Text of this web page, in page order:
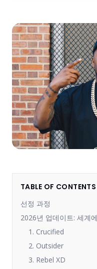
TABLE OF CONTENTS
선정 과정
2026년 업데이트: 세계
1. Crucified
2. Outsider
3. Rebel XD